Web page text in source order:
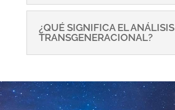
¿QUÉ SIGNIFICA EL ANÁLISIS
TRANSGENERACIONAL?